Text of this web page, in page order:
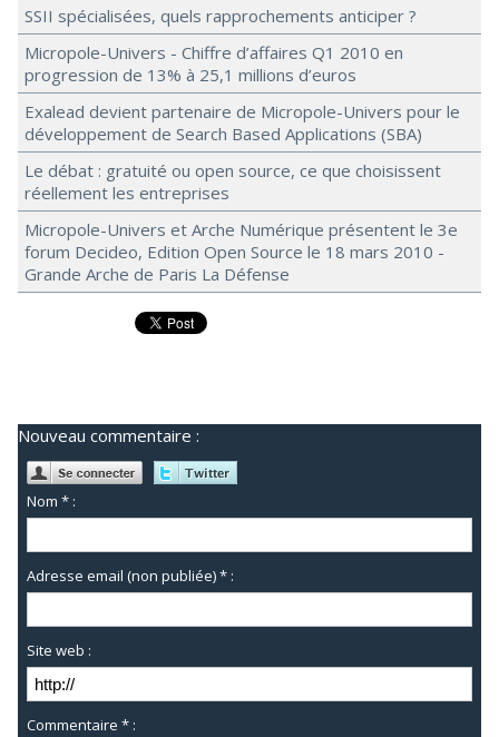
SSII spécialisées, quels rapprochements anticiper ?
Micropole-Univers - Chiffre d’affaires Q1 2010 en
progression de 13% à 25,1 millions d’euros
Exalead devient partenaire de Micropole-Univers pour le
développement de Search Based Applications (SBA)
Le débat : gratuité ou open source, ce que choisissent
réellement les entreprises
Micropole-Univers et Arche Numérique présentent le 3e
forum Decideo, Edition Open Source le 18 mars 2010 -
Grande Arche de Paris La Défense
Nouveau commentaire :
Nom * :
Adresse email (non publiée) * :
Site web :
Commentaire * :